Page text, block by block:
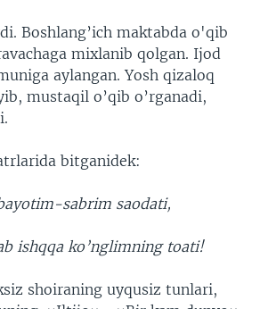
Boshlang’ich maktabda o'qib
mixlanib qolgan. Ijod
aylangan. Yosh qizaloq
mustaqil o’qib o’rganadi,
bitganidek:
sabrim saodati,
ishqqa ko’nglimning toati!
shoiraning uyqusiz tunlari,